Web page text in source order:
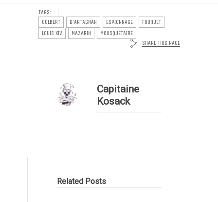
TAGS:
COLBERT
D'ARTAGNAN ESPIONNAGE
FOUQUET
LOUIS XIV
MAZARIN
MOUSQUETAIRE
SHARE THIS PAGE
Capitaine
Kosack
Related Posts